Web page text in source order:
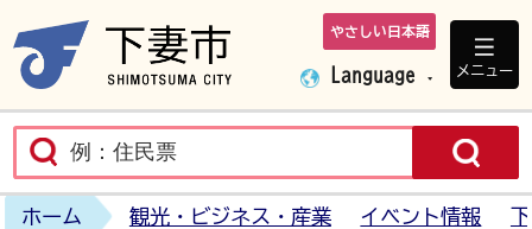
下妻市ホームペ
やさしい日本語
Language メニュー
ホーム 観光・ビジネス・産業 イベント情報